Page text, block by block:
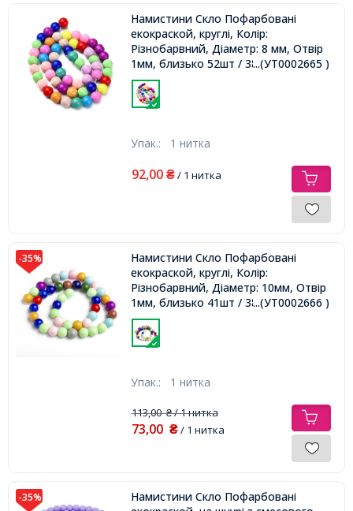
Намистини Скло Пофарбовані
екокраской, круглі, Колір:
Різнобарвний, Діаметр: 8 мм, Отвір
1мм, близько 52шт / 38.5см / нитка, ...(УТ0002665 )
Упак.: 1 нитка
92,00 ₴/ 1 нитка
-35%
Намистини Скло Пофарбовані
екокраской, круглі, Колір:
Різнобарвний, Діаметр: 10мм, Отвір
1мм, близько 41шт / 38.5см / нитка, ...(УТ0002666 )
Упак.: 1 нитка
113,00₴/ 1 нитка
73,00 ₴/ 1 нитка
-35%
Намистини Скло Пофарбовані